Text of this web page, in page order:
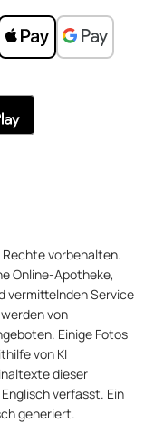
vorbehalten.
Online-Apotheke,
vermittelnden Service
von
Einige Fotos
von KI
dieser
verfasst. Ein
generiert.